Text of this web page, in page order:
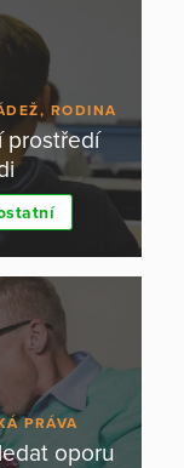
RODINA
prostředí
PRÁVA
oporu